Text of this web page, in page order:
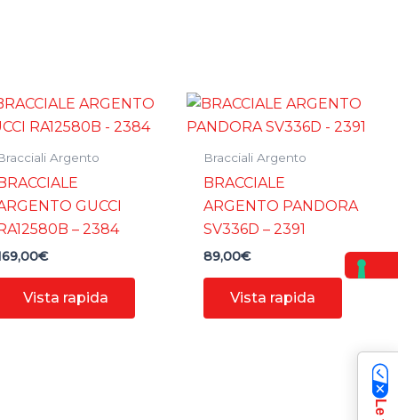
Argento
GUCCI
– 2384
€
Vista rapida
Bracciali Argento
BRACCIALE
ARGENTO PANDORA
SV336D – 2391
89,00€
Vista rapida